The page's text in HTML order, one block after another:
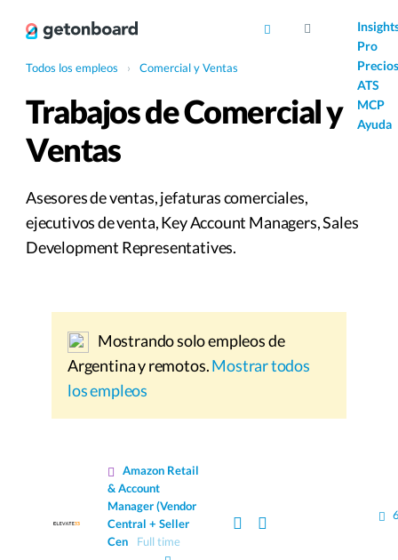
Pro
Precios
ATS
MCP
Ayuda
Todos los empleos › Comercial y Ventas
Trabajos de Comercial y
Ventas
Asesores de ventas, jefaturas comerciales,
ejecutivos de venta, Key Account Managers, Sales
Development Representatives.
Mostrando solo empleos de
Argentina y remotos.Mostrar todos
los empleos
Amazon Retail
& Account
Manager (Vendor
Central + Seller
Cen
Full time